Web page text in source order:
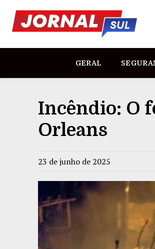
GERAL
Incêndio: O
Orleans
23 de junho de 2025